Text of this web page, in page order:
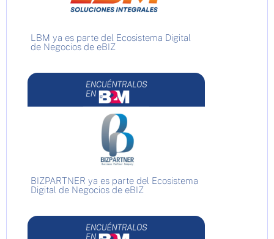
LBM ya es parte del Ecosistema Digital
de Negocios de eBIZ
BIZPARTNER ya es parte del Ecosistema
Digital de Negocios de eBIZ